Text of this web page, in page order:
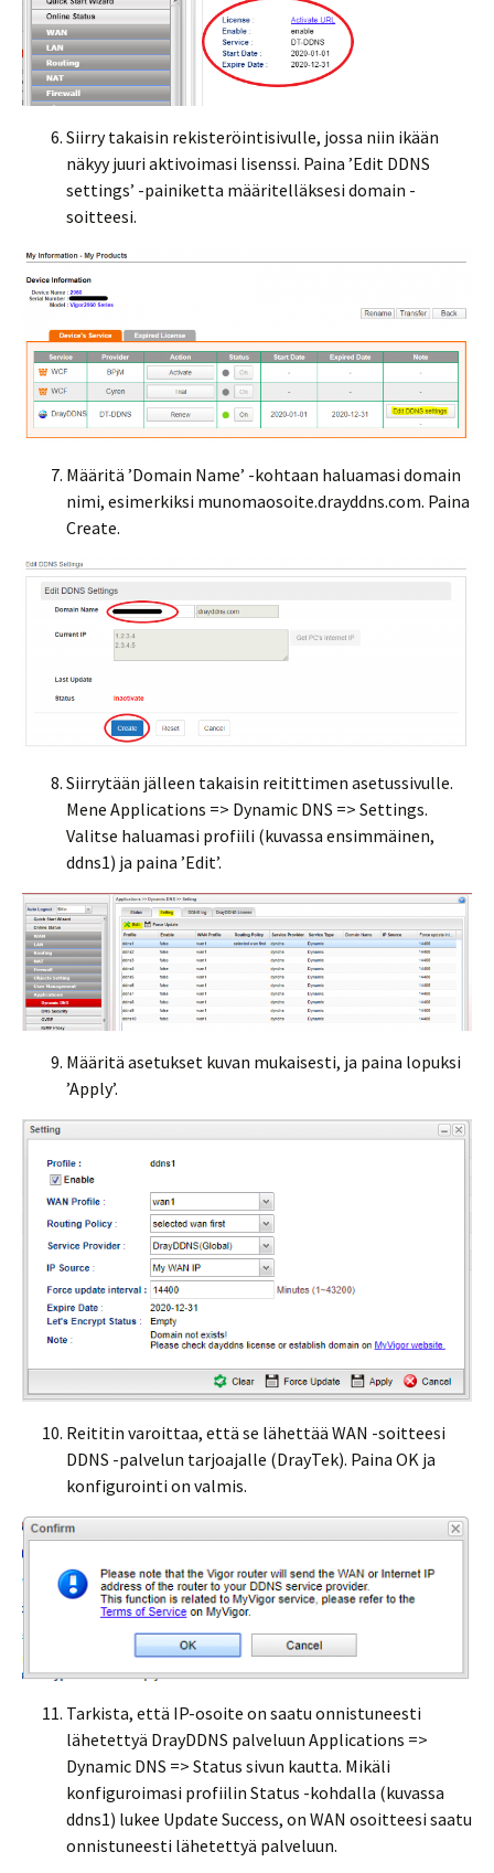
Siirry takaisin rekisteröintisivulle, jossa niin ikään
näkyy juuri aktivoimasi lisenssi. Paina ’Edit DDNS
settings’ -painiketta määritelläksesi domain -
soitteesi.
Määritä ’Domain Name’ -kohtaan haluamasi domain
nimi, esimerkiksi munomaosoite.drayddns.com. Paina
Create.
Siirrytään jälleen takaisin reitittimen asetussivulle.
Mene Applications => Dynamic DNS => Settings.
Valitse haluamasi profiili (kuvassa ensimmäinen,
ddns1) ja paina ’Edit’.
Määritä asetukset kuvan mukaisesti, ja paina lopuksi
’Apply’.
Reititin varoittaa, että se lähettää WAN -soitteesi
DDNS -palvelun tarjoajalle (DrayTek). Paina OK ja
konfigurointi on valmis.
Tarkista, että IP-osoite on saatu onnistuneesti
lähetettyä DrayDDNS palveluun Applications =>
Dynamic DNS => Status sivun kautta. Mikäli
konfiguroimasi profiilin Status -kohdalla (kuvassa
ddns1) lukee Update Success, on WAN osoitteesi saatu
onnistuneesti lähetettyä palveluun.